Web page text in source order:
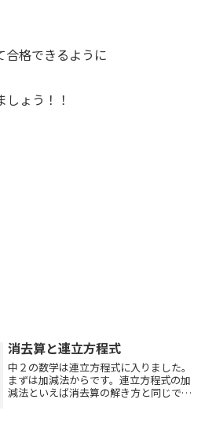
合格できるように
ょう！！
消去算と連立方程式
中２の数学は連立方程式に入りました。
まずは加減法からです。連立方程式の加
減法といえば消去算の解き方と同じで